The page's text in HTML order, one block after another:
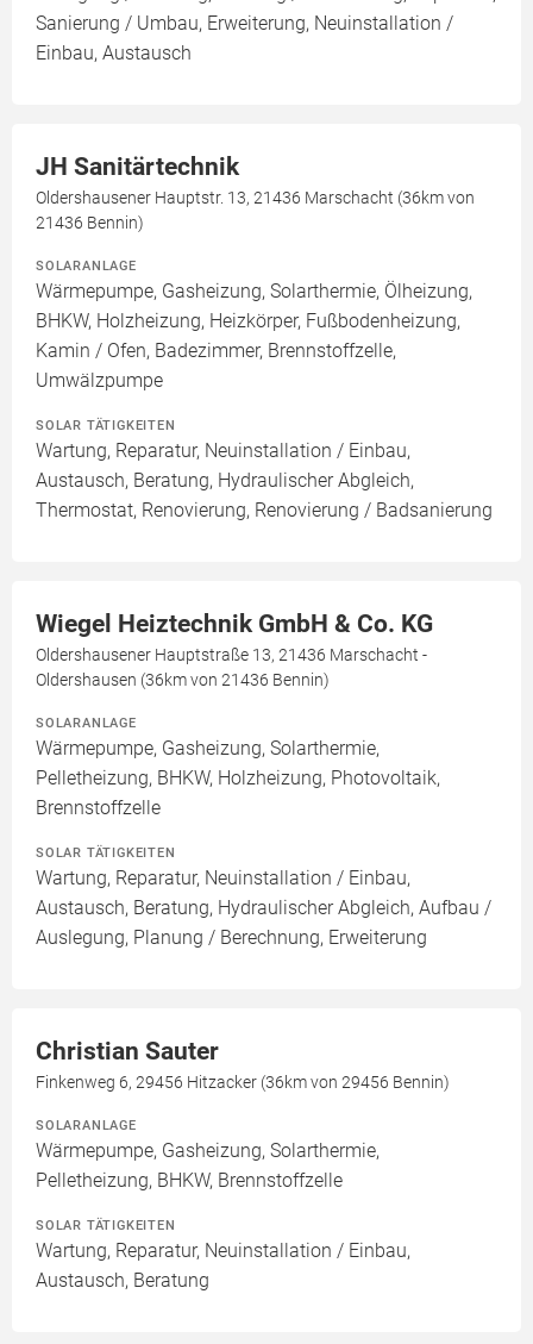
Sanierung / Umbau, Erweiterung, Neuinstallation /
Einbau, Austausch
JH Sanitärtechnik
Oldershausener Hauptstr. 13, 21436 Marschacht (36km von
21436 Bennin)
SOLARANLAGE
Wärmepumpe, Gasheizung, Solarthermie, Ölheizung,
BHKW, Holzheizung, Heizkörper, Fußbodenheizung,
Kamin / Ofen, Badezimmer, Brennstoffzelle,
Umwälzpumpe
SOLAR TÄTIGKEITEN
Wartung, Reparatur, Neuinstallation / Einbau,
Austausch, Beratung, Hydraulischer Abgleich,
Thermostat, Renovierung, Renovierung / Badsanierung
Wiegel Heiztechnik GmbH & Co. KG
Oldershausener Hauptstraße 13, 21436 Marschacht -
Oldershausen (36km von 21436 Bennin)
SOLARANLAGE
Wärmepumpe, Gasheizung, Solarthermie,
Pelletheizung, BHKW, Holzheizung, Photovoltaik,
Brennstoffzelle
SOLAR TÄTIGKEITEN
Wartung, Reparatur, Neuinstallation / Einbau,
Austausch, Beratung, Hydraulischer Abgleich, Aufbau /
Auslegung, Planung / Berechnung, Erweiterung
Christian Sauter
Finkenweg 6, 29456 Hitzacker (36km von 29456 Bennin)
SOLARANLAGE
Wärmepumpe, Gasheizung, Solarthermie,
Pelletheizung, BHKW, Brennstoffzelle
SOLAR TÄTIGKEITEN
Wartung, Reparatur, Neuinstallation / Einbau,
Austausch, Beratung